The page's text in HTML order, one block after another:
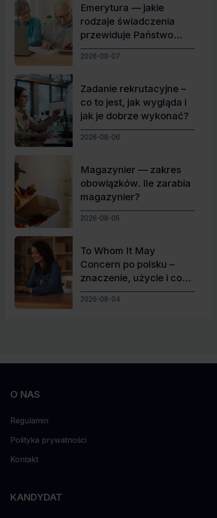
Emerytura — jakie
rodzaje świadczenia
przewiduje Państwo
Polskie?
2026-08-07
Zadanie rekrutacyjne –
co to jest, jak wygląda i
jak je dobrze wykonać?
2026-08-06
Magazynier — zakres
obowiązków. Ile zarabia
magazynier?
2026-08-05
To Whom It May
Concern po polsku –
znaczenie, użycie i co
zamiast
2026-08-04
O NAS
Regulamin
Polityka prywatności
Kontakt
KANDYDAT